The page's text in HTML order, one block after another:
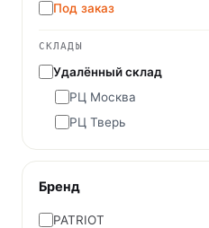
Под заказ
СКЛАДЫ
Удалённый склад
РЦ Москва
РЦ Тверь
Бренд
PATRIOT